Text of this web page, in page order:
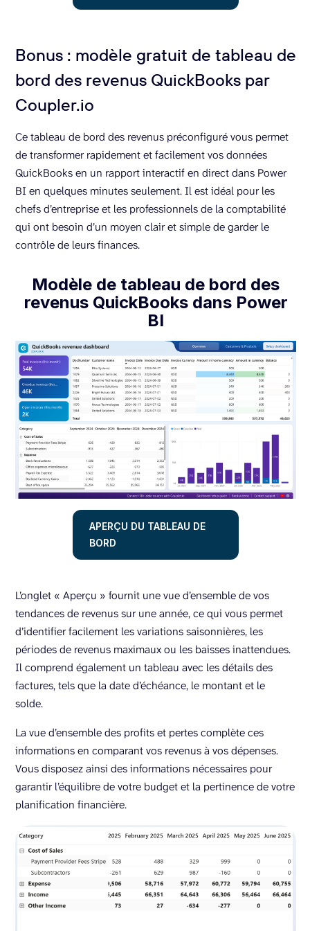
Bonus : modèle gratuit de tableau de
bord des revenus QuickBooks par
Coupler.io
Ce tableau de bord des revenus préconfiguré vous permet
de transformer rapidement et facilement vos données
QuickBooks en un rapport interactif en direct dans Power
BI en quelques minutes seulement. Il est idéal pour les
chefs d’entreprise et les professionnels de la comptabilité
qui ont besoin d’un moyen clair et simple de garder le
contrôle de leurs finances.
Modèle de tableau de bord des
revenus QuickBooks dans Power
BI
APERÇU DU TABLEAU DE
BORD
L’onglet « Aperçu » fournit une vue d’ensemble de vos
tendances de revenus sur une année, ce qui vous permet
d’identifier facilement les variations saisonnières, les
périodes de revenus maximaux ou les baisses inattendues.
Il comprend également un tableau avec les détails des
factures, tels que la date d’échéance, le montant et le
solde.
La vue d’ensemble des profits et pertes complète ces
informations en comparant vos revenus à vos dépenses.
Vous disposez ainsi des informations nécessaires pour
garantir l’équilibre de votre budget et la pertinence de votre
planification financière.